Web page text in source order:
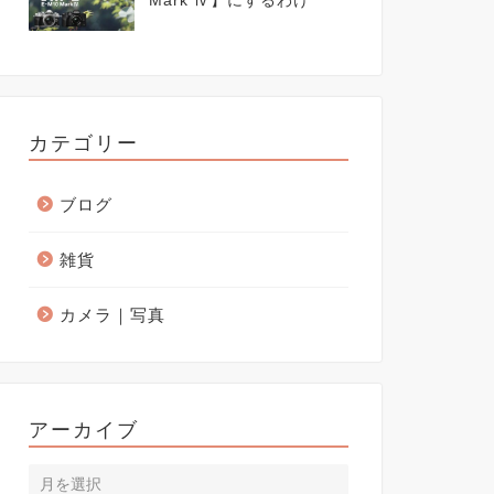
カテゴリー
ブログ
雑貨
カメラ｜写真
アーカイブ